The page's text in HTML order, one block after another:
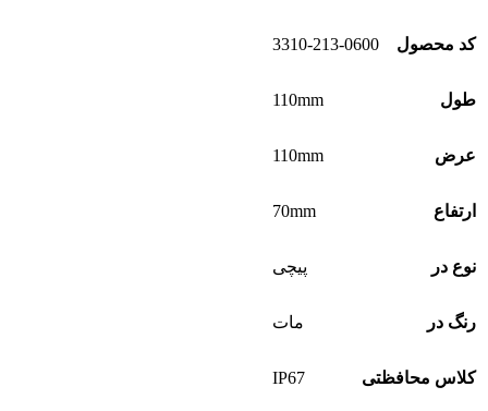
کد محصول 3310-213-0600
طول 110mm
عرض 110mm
ارتفاع 70mm
نوع در پیچی
رنگ در مات
کلاس محافظتی IP67